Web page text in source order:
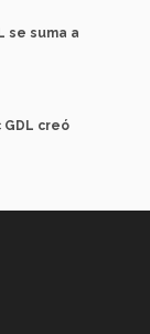
se suma a
creó